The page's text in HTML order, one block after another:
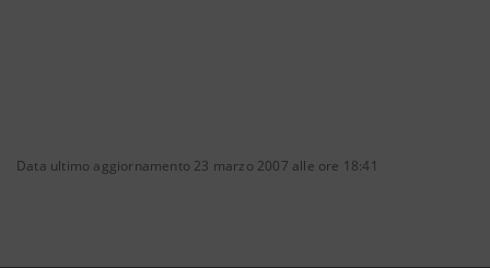
Data ultimo aggiornamento 23 marzo 2007 alle ore 18:41